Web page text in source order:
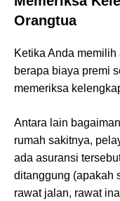
Orangtua
Ketika Anda
berapa biaya premi
memeriksa
Antara lain
rumah sakitnya,
ada asuransi
ditanggung (apakah
rawat jalan, rawat